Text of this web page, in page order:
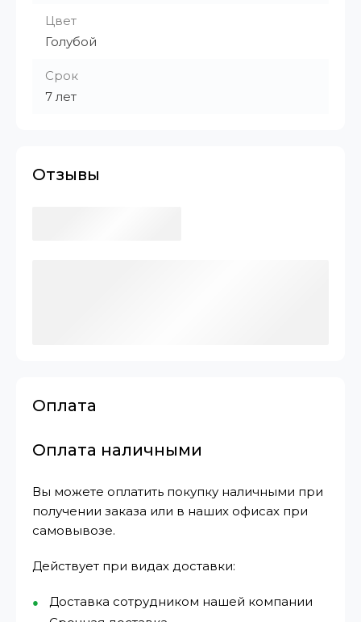
Цвет
Голубой
Срок
7 лет
Отзывы
Оплата
Оплата наличными
Вы можете оплатить покупку наличными при
получении заказа или в наших офисах при
самовывозе.
Действует при видах доставки:
Доставка сотрудником нашей компании